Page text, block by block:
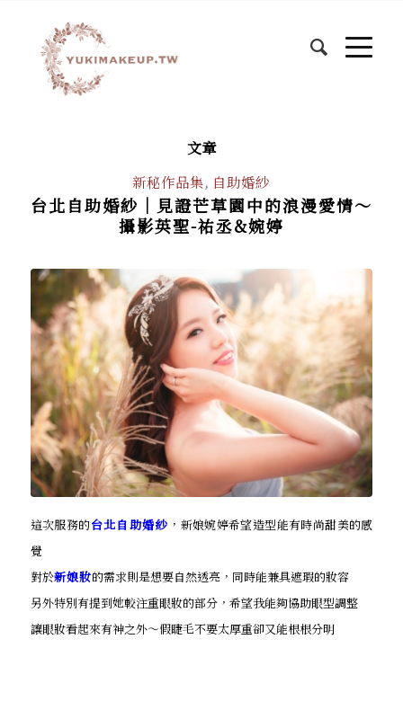
文章
新秘作品集, 自助婚紗
台北自助婚紗│見證芒草園中的浪漫愛情～
攝影英聖-祐丞&婉婷
這次服務的台北自助婚紗 ，新娘婉婷希望造型能有時尚甜美的感
覺
對於新娘妝的需求則是想要自然透亮，同時能兼具遮瑕的妝容
另外特別有提到她較注重眼妝的部分，希望我能夠協助眼型調整
讓眼妝看起來有神之外～假睫毛不要太厚重卻又能根根分明